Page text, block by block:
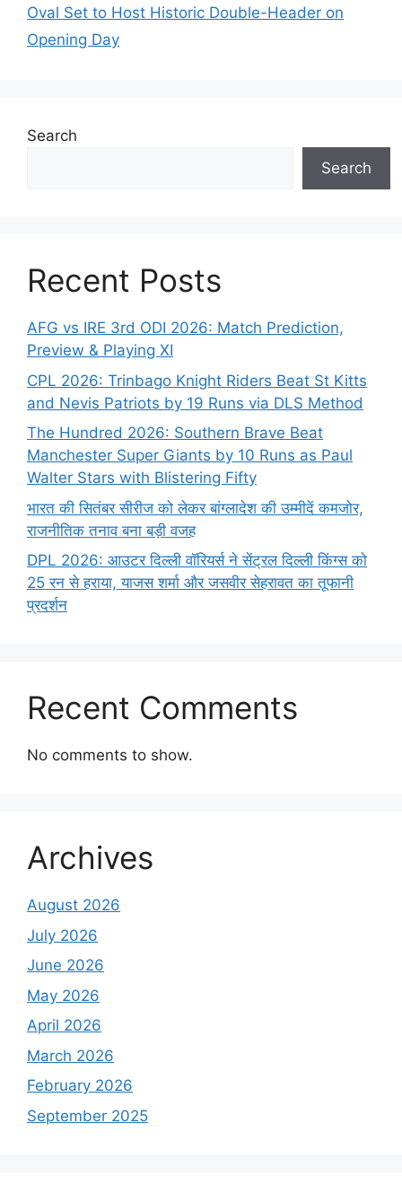
Oval Set to Host Historic Double-Header on
Opening Day
Search
Search
Recent Posts
AFG vs IRE 3rd ODI 2026: Match Prediction,
Preview & Playing XI
CPL 2026: Trinbago Knight Riders Beat St Kitts
and Nevis Patriots by 19 Runs via DLS Method
The Hundred 2026: Southern Brave Beat
Manchester Super Giants by 10 Runs as Paul
Walter Stars with Blistering Fifty
भारत की सितंबर सीरीज को लेकर बांग्लादेश की उम्मीदें कमजोर,
राजनीतिक तनाव बना बड़ी वजह
DPL 2026: आउटर दिल्ली वॉरियर्स ने सेंट्रल दिल्ली किंग्स को
25 रन से हराया, याजस शर्मा और जसवीर सेहरावत का तूफानी
प्रदर्शन
Recent Comments
No comments to show.
Archives
August 2026
July 2026
June 2026
May 2026
April 2026
March 2026
February 2026
September 2025